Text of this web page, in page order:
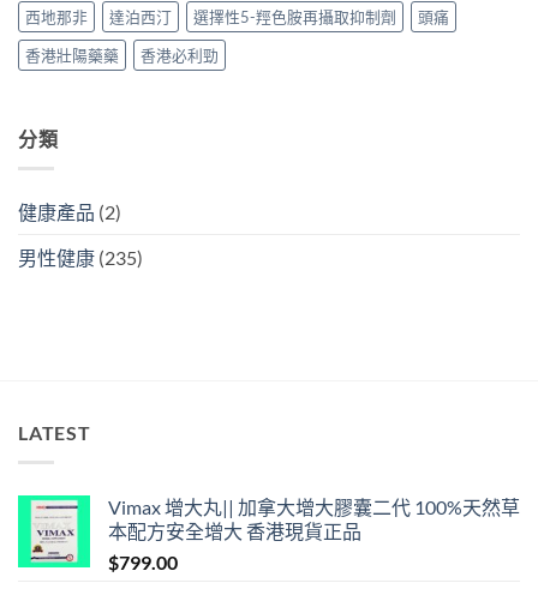
中
西地那非
達泊西汀 選擇性5-羥色胺再攝取抑制劑
頭痛
香港壯陽藥藥
香港必利勁
分類
健康產品 (2)
男性健康 (235)
LATEST
Vimax 增大丸|| 加拿大增大膠囊二代 100%天然草
本配方安全增大 香港現貨正品
$799.00